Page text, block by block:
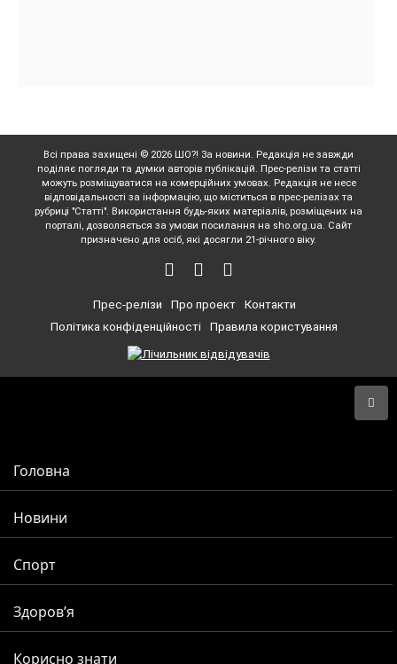
Всі права захищені © 2026 ШО?! За новини. Редакція не завжди
поділяє погляди та думки авторів публікацій. Прес-релізи та статті
можуть розміщуватися на комерційних умовах. Редакція не несе
відповідальності за інформацію, що міститься в прес-релізах та
рубриці "Статті". Використання будь-яких матеріалів, розміщених на
порталі, дозволяється за умови посилання на sho.org.ua. Сайт
призначено для осіб, які досягли 21-річного віку.
Прес-релізи Про проект
Контакти
Політика конфіденційності
Правила користування
Головна
Новини
Спорт
Здоров’я
Корисно знати